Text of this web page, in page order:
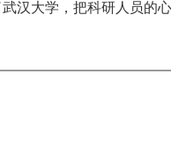
汉大学，把科研人员的